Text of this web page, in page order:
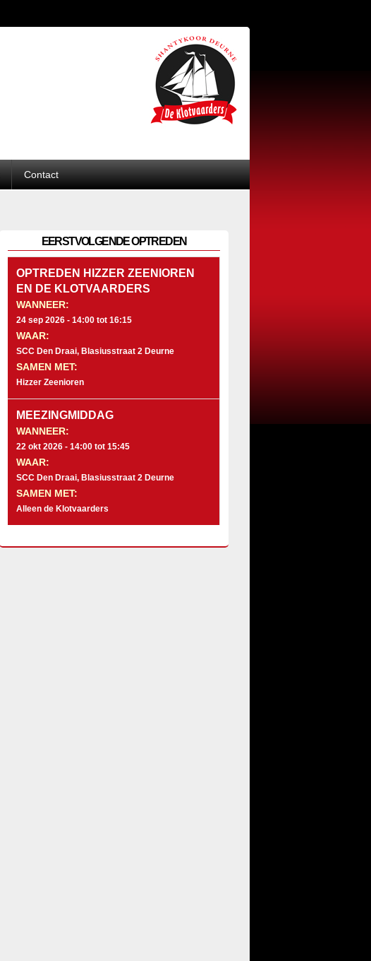
Contact
EERSTVOLGENDE OPTREDEN
OPTREDEN HIZZER ZEENIOREN
EN DE KLOTVAARDERS
WANNEER:
24 sep 2026 - 14:00 tot 16:15
WAAR:
SCC Den Draai, Blasiusstraat 2 Deurne
SAMEN MET:
Hizzer Zeenioren
MEEZINGMIDDAG
WANNEER:
22 okt 2026 - 14:00 tot 15:45
WAAR:
SCC Den Draai, Blasiusstraat 2 Deurne
SAMEN MET:
Alleen de Klotvaarders